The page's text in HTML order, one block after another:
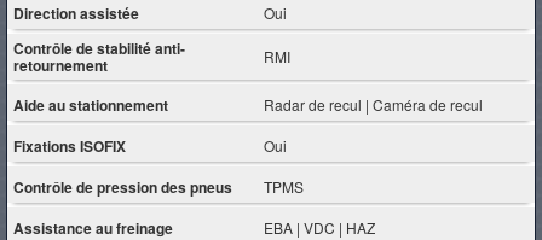
Direction assistée Oui
Contrôle de stabilité anti-
retournement RMI
Aide au stationnement Radar de recul | Caméra de recul
Fixations ISOFIX Oui
Contrôle de pression des pneus TPMS
Assistance au freinage EBA | VDC | HAZ